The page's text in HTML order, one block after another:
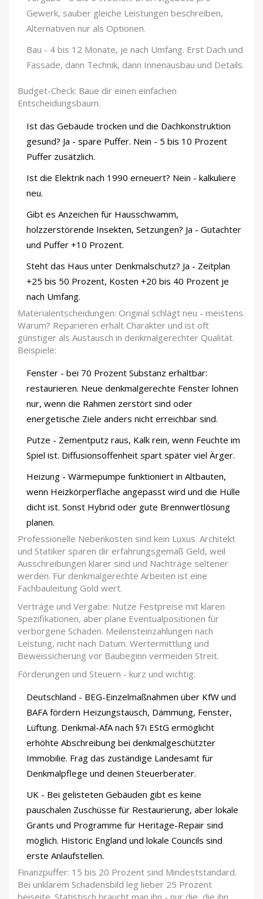
Gewerk, sauber gleiche Leistungen beschreiben,
Alternativen nur als Optionen.
Bau - 4 bis 12 Monate, je nach Umfang. Erst Dach und
Fassade, dann Technik, dann Innenausbau und Details.
Budget-Check: Baue dir einen einfachen
Entscheidungsbaum.
Ist das Gebäude trocken und die Dachkonstruktion
gesund? Ja - spare Puffer. Nein - 5 bis 10 Prozent
Puffer zusätzlich.
Ist die Elektrik nach 1990 erneuert? Nein - kalkuliere
neu.
Gibt es Anzeichen für Hausschwamm,
holzzerstörende Insekten, Setzungen? Ja - Gutachter
und Puffer +10 Prozent.
Steht das Haus unter Denkmalschutz? Ja - Zeitplan
+25 bis 50 Prozent, Kosten +20 bis 40 Prozent je
nach Umfang.
Materialentscheidungen: Original schlägt neu - meistens.
Warum? Reparieren erhält Charakter und ist oft
günstiger als Austausch in denkmalgerechter Qualität.
Beispiele:
Fenster - bei 70 Prozent Substanz erhaltbar:
restaurieren. Neue denkmalgerechte Fenster lohnen
nur, wenn die Rahmen zerstört sind oder
energetische Ziele anders nicht erreichbar sind.
Putze - Zementputz raus, Kalk rein, wenn Feuchte im
Spiel ist. Diffusionsoffenheit spart später viel Ärger.
Heizung - Wärmepumpe funktioniert in Altbauten,
wenn Heizkörperfläche angepasst wird und die Hülle
dicht ist. Sonst Hybrid oder gute Brennwertlösung
planen.
Professionelle Nebenkosten sind kein Luxus. Architekt
und Statiker sparen dir erfahrungsgemäß Geld, weil
Ausschreibungen klarer sind und Nachträge seltener
werden. Für denkmalgerechte Arbeiten ist eine
Fachbauleitung Gold wert.
Verträge und Vergabe: Nutze Festpreise mit klaren
Spezifikationen, aber plane Eventualpositionen für
verborgene Schäden. Meilensteinzahlungen nach
Leistung, nicht nach Datum. Wertermittlung und
Beweissicherung vor Baubeginn vermeiden Streit.
Förderungen und Steuern - kurz und wichtig:
Deutschland - BEG-Einzelmaßnahmen über KfW und
BAFA fördern Heizungstausch, Dämmung, Fenster,
Lüftung. Denkmal-AfA nach §7i EStG ermöglicht
erhöhte Abschreibung bei denkmalgeschützter
Immobilie. Frag das zuständige Landesamt für
Denkmalpflege und deinen Steuerberater.
UK - Bei gelisteten Gebäuden gibt es keine
pauschalen Zuschüsse für Restaurierung, aber lokale
Grants und Programme für Heritage-Repair sind
möglich. Historic England und lokale Councils sind
erste Anlaufstellen.
Finanzpuffer: 15 bis 20 Prozent sind Mindeststandard.
Bei unklarem Schadensbild leg lieber 25 Prozent